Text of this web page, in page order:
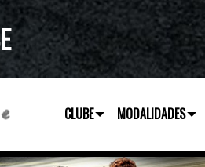
CLUBE MODALIDADES